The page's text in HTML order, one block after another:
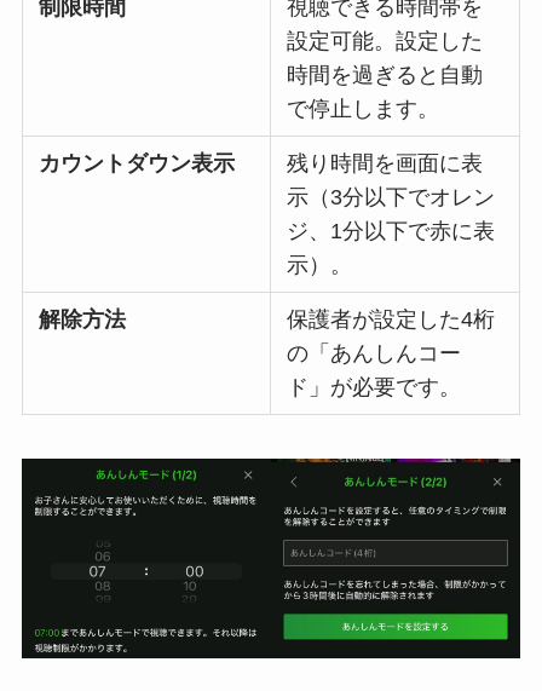
制限時間
視聴できる時間帯を
設定可能。設定した
時間を過ぎると自動
で停止します。
カウントダウン表示
残り時間を画面に表
示（3分以下でオレン
ジ、1分以下で赤に表
示）。
解除方法
保護者が設定した4桁
の「あんしんコー
ド」が必要です。